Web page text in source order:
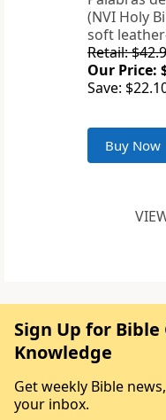
(NVI Holy
soft
Retail:
Our Price:
Save:
Buy Now
Sign Up for
Knowledge
Get weekly Bible
your inbox.